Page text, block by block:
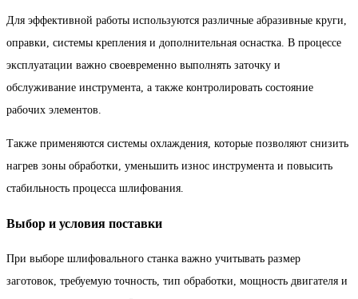
Для эффективной работы используются различные абразивные круги,
оправки, системы крепления и дополнительная оснастка. В процессе
эксплуатации важно своевременно выполнять заточку и
обслуживание инструмента, а также контролировать состояние
рабочих элементов.
Также применяются системы охлаждения, которые позволяют снизить
нагрев зоны обработки, уменьшить износ инструмента и повысить
стабильность процесса шлифования.
Выбор и условия поставки
При выборе шлифовального станка важно учитывать размер
заготовок, требуемую точность, тип обработки, мощность двигателя и